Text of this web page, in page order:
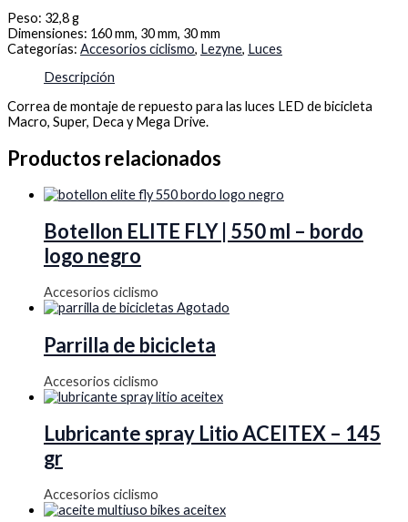
Peso: 32,8 g
Dimensiones: 160 mm, 30 mm, 30 mm
Categorías: Accesorios ciclismo, Lezyne, Luces
Descripción
Correa de montaje de repuesto para las luces LED de bicicleta
Macro, Super, Deca y Mega Drive.
Productos relacionados
Botellon ELITE FLY | 550 ml – bordo
logo negro
Accesorios ciclismo
Agotado
Parrilla de bicicleta
Accesorios ciclismo
Lubricante spray Litio ACEITEX – 145
gr
Accesorios ciclismo